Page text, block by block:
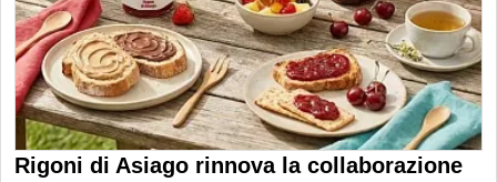
Rigoni di Asiago rinnova la collaborazione